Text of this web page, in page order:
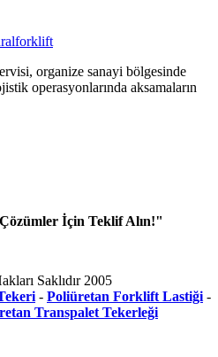
organize sanayi bölgesinde
operasyonlarında aksamaların
İçin Teklif Alın!"
Saklıdır 2005
- Poliüretan Forklift Lastiği -
Transpalet Tekerleği